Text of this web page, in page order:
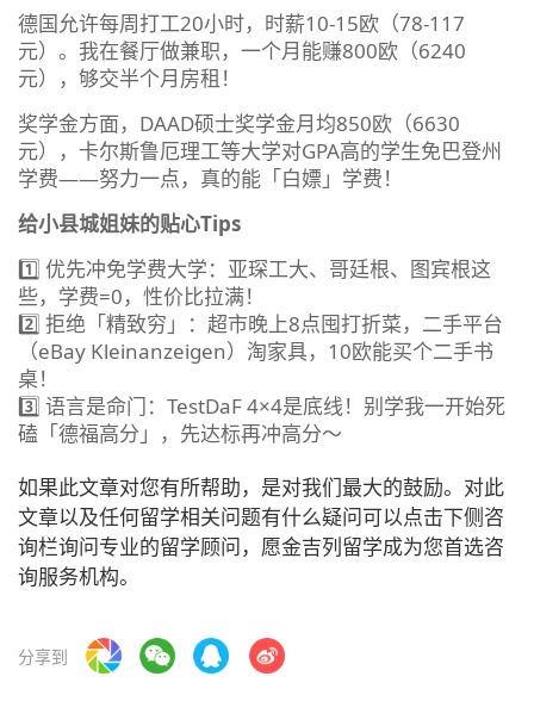
德国允许每周打工20小时，时薪10-15欧（78-117
元）。我在餐厅做兼职，一个月能赚800欧（6240
元），够交半个月房租！
奖学金方面，DAAD硕士奖学金月均850欧（6630
元），卡尔斯鲁厄理工等大学对GPA高的学生免巴登州
学费——努力一点，真的能「白嫖」学费！
给小县城姐妹的贴心Tips
1️⃣ 优先冲免学费大学：亚琛工大、哥廷根、图宾根这
些，学费=0，性价比拉满！
2️⃣ 拒绝「精致穷」：超市晚上8点囤打折菜，二手平台
（eBay Kleinanzeigen）淘家具，10欧能买个二手书
桌！
3️⃣ 语言是命门：TestDaF 4×4是底线！别学我一开始死
磕「德福高分」，先达标再冲高分～
如果此文章对您有所帮助，是对我们最大的鼓励。对此
文章以及任何留学相关问题有什么疑问可以点击下侧咨
询栏询问专业的留学顾问，愿金吉列留学成为您首选咨
询服务机构。
分享到